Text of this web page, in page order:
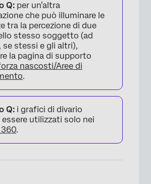
Q: per un’altra
che può illuminare le
tra la percezione di due
stesso soggetto (ad
se stessi e gli altri),
la pagina di supporto
nascosti/Aree di
.
Q: i grafici di divario
utilizzati solo nei
.